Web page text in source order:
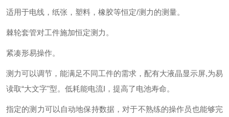
适用于电线，纸张，塑料，橡胶等恒定/测力的测量。
棘轮套管对工件施加恒定测力。
紧凑形易操作。
测力可以调节，能满足不同工件的需求，配有大液晶显示屏,为易
读取“大文字"型。低耗能电流I，提高了电池寿命。
指定的测力可以自动地保持数据，对于不熟练的操作员也能够完